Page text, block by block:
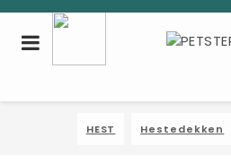
Toggle
navigation
HEST Hestedekken